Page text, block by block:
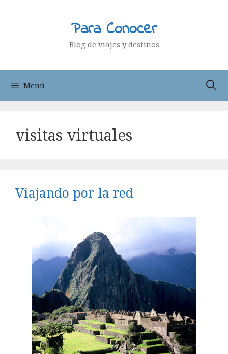
Para Conocer
Blog de viajes y destinos
Menú
visitas virtuales
Viajando por la red